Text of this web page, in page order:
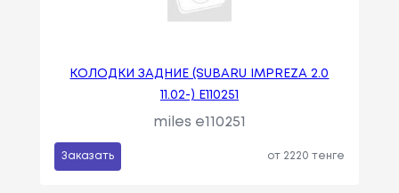
КОЛОДКИ ЗАДНИЕ (SUBARU IMPREZA 2.0
11.02-) E110251
miles e110251
Заказать от 2220 тенге